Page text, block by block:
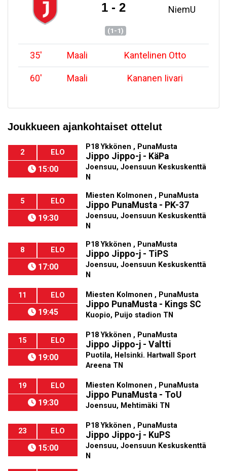
1 - 2 NiemU
(1-1)
35' Maali Kantelinen Otto
60' Maali Kananen Iivari
Joukkueen ajankohtaiset ottelut
2 ELO
15:00
P18 Ykkönen , PunaMusta
Jippo Jippo-j - KäPa
Joensuu, Joensuun Keskuskenttä
N
5 ELO
19:30
Miesten Kolmonen , PunaMusta
Jippo PunaMusta - PK-37
Joensuu, Joensuun Keskuskenttä
N
8 ELO
17:00
P18 Ykkönen , PunaMusta
Jippo Jippo-j - TiPS
Joensuu, Joensuun Keskuskenttä
N
11 ELO
19:45
Miesten Kolmonen , PunaMusta
Jippo PunaMusta - Kings SC
Kuopio, Puijo stadion TN
15 ELO
19:00
P18 Ykkönen , PunaMusta
Jippo Jippo-j - Valtti
Puotila, Helsinki. Hartwall Sport
Areena TN
19 ELO
19:30
Miesten Kolmonen , PunaMusta
Jippo PunaMusta - ToU
Joensuu, Mehtimäki TN
23 ELO
15:00
P18 Ykkönen , PunaMusta
Jippo Jippo-j - KuPS
Joensuu, Joensuun Keskuskenttä
N